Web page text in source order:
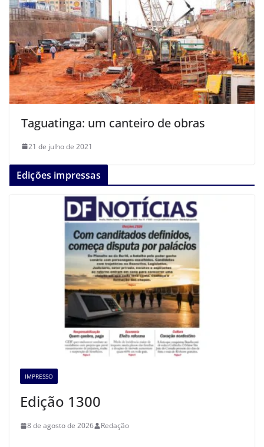
Taguatinga: um canteiro de obras
21 de julho de 2021
Edições impressas
IMPRESSO
Edição 1300
8 de agosto de 2026 Redação